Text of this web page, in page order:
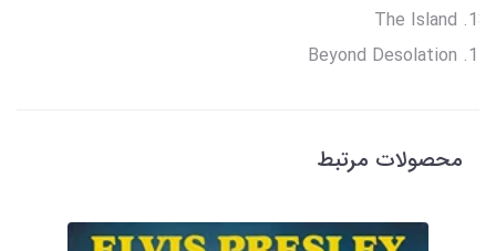
The Island
Beyond Desolation
محصولات مرتبط